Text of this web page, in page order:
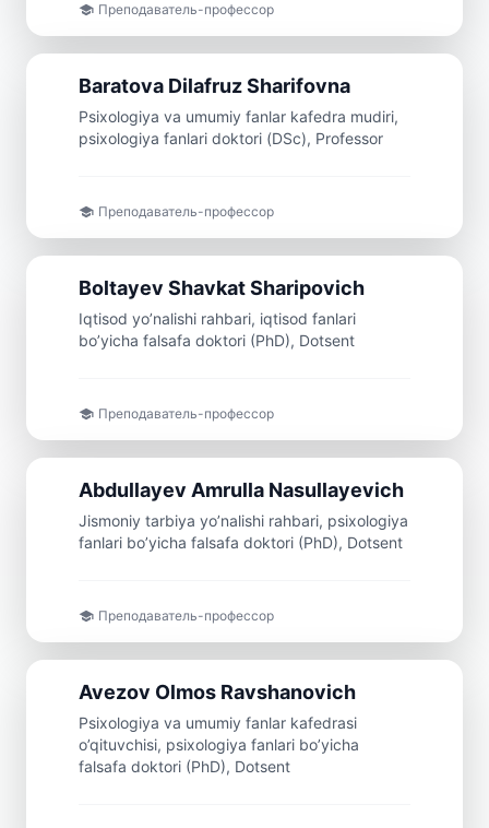
Преподаватель-профессор
Baratova DilafruzSharifovna
Psixologiya va umumiy fanlar kafedra mudiri,
psixologiya fanlari doktori (DSc), Professor
Преподаватель-профессор
Boltayev ShavkatSharipovich
Iqtisod yo’nalishi rahbari, iqtisod fanlari
bo’yicha falsafa doktori (PhD), Dotsent
Преподаватель-профессор
Доцент
Abdullayev Amrulla Nasullayevich
Jismoniy tarbiya yo’nalishi rahbari, psixologiya
fanlari bo’yicha falsafa doktori (PhD), Dotsent
Преподаватель-профессор
Avezov Olmos Ravshanovich
Psixologiya va umumiy fanlar kafedrasi
o’qituvchisi, psixologiya fanlari bo’yicha
falsafa doktori (PhD), Dotsent